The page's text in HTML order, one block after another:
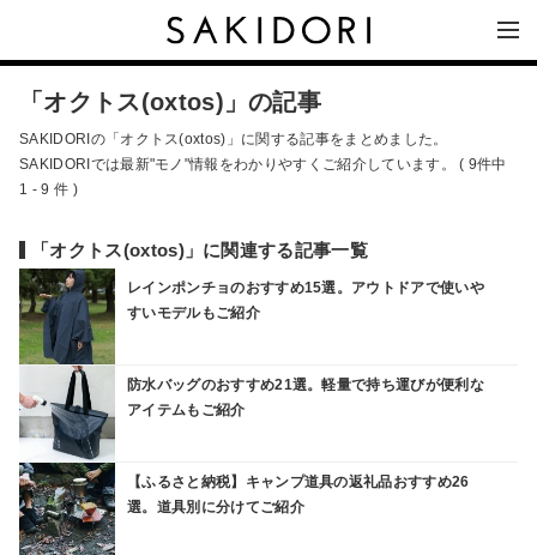
「オクトス(oxtos)」の記事
SAKIDORIの「オクトス(oxtos)」に関する記事をまとめました。
SAKIDORIでは最新"モノ"情報をわかりやすくご紹介しています。 ( 9件中
1 - 9 件 )
「オクトス(oxtos)」に関連する記事一覧
レインポンチョのおすすめ15選。アウトドアで使いや
すいモデルもご紹介
防水バッグのおすすめ21選。軽量で持ち運びが便利な
アイテムもご紹介
【ふるさと納税】キャンプ道具の返礼品おすすめ26
選。道具別に分けてご紹介